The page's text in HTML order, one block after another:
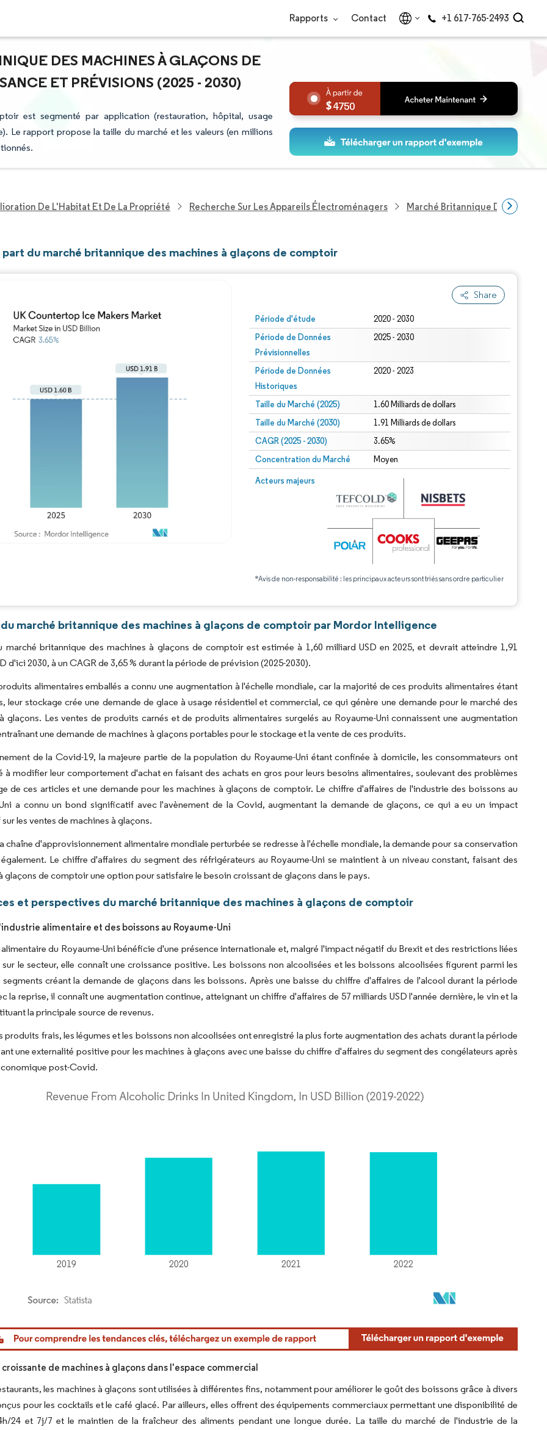
Rapports Contact +1 617-765-2493
DES MACHINES À GLAÇONS DE
ET PRÉVISIONS (2025 - 2030)
est segmenté par application (restauration, hôpital, usage
Le rapport propose la taille du marché et les valeurs (en millions
4750
De L'Habitat Et De La Propriété Recherche Sur Les Appareils Électroménagers Marché Britannique Des
du marché britannique des machines à glaçons de comptoir
Share
Période d'étude 2020 - 2030
Période de Données
Prévisionnelles
2025 - 2030
Période de Données
Historiques
2020 - 2023
Taille du Marché (2025) 1.60 Milliards de dollars
Taille du Marché (2030) 1.91 Milliards de dollars
CAGR (2025 - 2030) 3.65%
Concentration du Marché Moyen
Acteurs majeurs
*Avis de non-responsabilité : les principaux acteurs sont triés sans ordre particulier
marché britannique des machines à glaçons de comptoir par Mordor Intelligence
marché britannique des machines à glaçons de comptoir est estimée à 1,60 milliard USD en 2025, et devrait atteindre 1,91
d'ici 2030, à un CAGR de 3,65 % durant la période de prévision (2025-2030).
alimentaires emballés a connu une augmentation à l'échelle mondiale, car la majorité de ces produits alimentaires étant
leur stockage crée une demande de glace à usage résidentiel et commercial, ce qui génère une demande pour le marché des
glaçons. Les ventes de produits carnés et de produits alimentaires surgelés au Royaume-Uni connaissent une augmentation
une demande de machines à glaçons portables pour le stockage et la vente de ces produits.
de la Covid-19, la majeure partie de la population du Royaume-Uni étant confinée à domicile, les consommateurs ont
à modifier leur comportement d'achat en faisant des achats en gros pour leurs besoins alimentaires, soulevant des problèmes
de ces articles et une demande pour les machines à glaçons de comptoir. Le chiffre d'affaires de l'industrie des boissons au
a connu un bond significatif avec l'avènement de la Covid, augmentant la demande de glaçons, ce qui a eu un impact
les ventes de machines à glaçons.
chaîne d'approvisionnement alimentaire mondiale perturbée se redresse à l'échelle mondiale, la demande pour sa conservation
Le chiffre d'affaires du segment des réfrigérateurs au Royaume-Uni se maintient à un niveau constant, faisant des
glaçons de comptoir une option pour satisfaire le besoin croissant de glaçons dans le pays.
et perspectives du marché britannique des machines à glaçons de comptoir
alimentaire et des boissons au Royaume-Uni
du Royaume-Uni bénéficie d'une présence internationale et, malgré l'impact négatif du Brexit et des restrictions liées
le secteur, elle connaît une croissance positive. Les boissons non alcoolisées et les boissons alcoolisées figurent parmi les
créant la demande de glaçons dans les boissons. Après une baisse du chiffre d'affaires de l'alcool durant la période
la reprise, il connaît une augmentation continue, atteignant un chiffre d'affaires de 57 milliards USD l'année dernière, le vin et la
la principale source de revenus.
produits frais, les légumes et les boissons non alcoolisées ont enregistré la plus forte augmentation des achats durant la période
une externalité positive pour les machines à glaçons avec une baisse du chiffre d'affaires du segment des congélateurs après
post-Covid.
Intelligence. La réutilisation nécessite une attribution sous CC BY 4.0.
de machines à glaçons dans l'espace commercial
les machines à glaçons sont utilisées à différentes fins, notamment pour améliorer le goût des boissons grâce à divers
pour les cocktails et le café glacé. Par ailleurs, elles offrent des équipements commerciaux permettant une disponibilité de
24 et 7j/7 et le maintien de la fraîcheur des aliments pendant une longue durée. La taille du marché de l'industrie de la